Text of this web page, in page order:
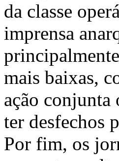
da classe
imprensa
mais baixas,
ação conjunta
ter desfechos
Por fim, os